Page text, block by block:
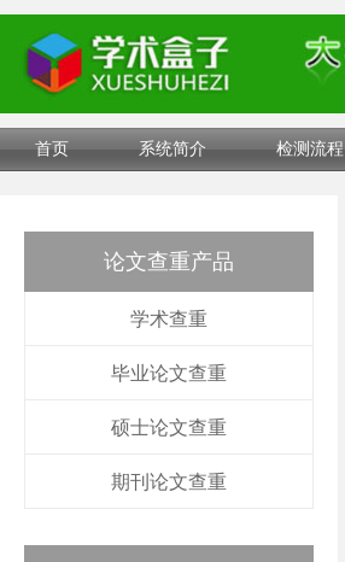
首页 系统简介 检测流程
论文查重产品
学术查重
毕业论文查重
硕士论文查重
期刊论文查重